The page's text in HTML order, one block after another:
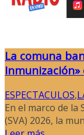
La comuna
ESPECTACULOS,
En el marco de la
(SVA) 2026, la